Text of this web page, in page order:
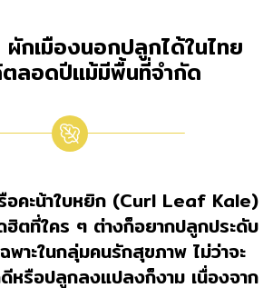
กเมืองนอกปลูกได้ในไทย
ลอดปีแม้มีพื้นที่จำกัด
อคะน้าใบหยิก (Curl Leaf Kale)
ฮิตที่ใคร ๆ ต่างก็อยากปลูกประดับ
พาะในกลุ่มคนรักสุขภาพ ไม่ว่าจะ
หรือปลูกลงแปลงก็งาม เนื่องจาก